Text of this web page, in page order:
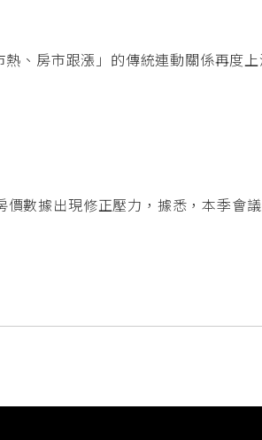
、房市跟漲」的傳統連動關係再度上
數據出現修正壓力，據悉，本季會